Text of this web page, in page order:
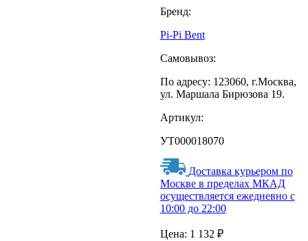
Бренд:
Pi-Pi Bent
Самовывоз:
По адресу: 123060, г.Москва,
ул. Маршала Бирюзова 19.
Артикул:
УТ000018070
Доставка курьером по
Москве в пределах МКАД
осуществляется ежедневно с
10:00 до 22:00
Цена: 1 132 ₽